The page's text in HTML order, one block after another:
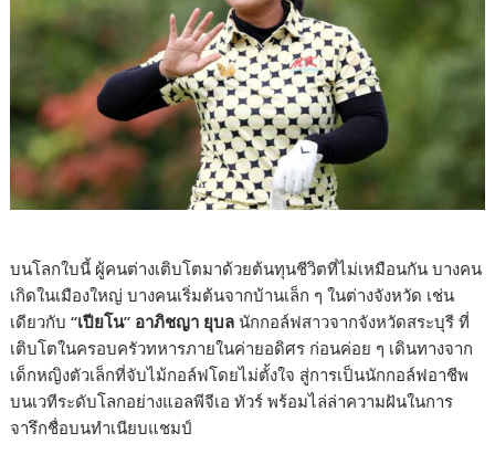
บนโลกใบนี้ ผู้คนต่างเติบโตมาด้วยต้นทุนชีวิตที่ไม่เหมือนกัน บางคน
เกิดในเมืองใหญ่ บางคนเริ่มต้นจากบ้านเล็ก ๆ ในต่างจังหวัด เช่น
เดียวกับ “เปียโน” อาภิชญา ยุบล นักกอล์ฟสาวจากจังหวัดสระบุรี ที่
เติบโตในครอบครัวทหารภายในค่ายอดิศร ก่อนค่อย ๆ เดินทางจาก
เด็กหญิงตัวเล็กที่จับไม้กอล์ฟโดยไม่ตั้งใจ สู่การเป็นนักกอล์ฟอาชีพ
บนเวทีระดับโลกอย่างแอลพีจีเอ ทัวร์ พร้อมไล่ล่าความฝันในการ
จารึกชื่อบนทำเนียบแชมป์